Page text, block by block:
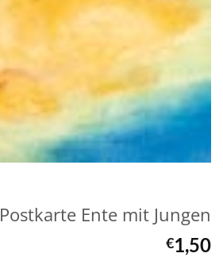
Postkarte Ente mit Jungen
€1,50